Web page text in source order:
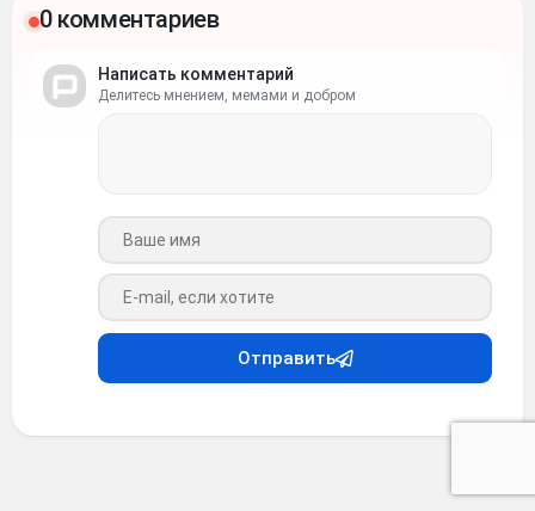
0 комментариев
Написать комментарий
Делитесь мнением, мемами и добром
Ваше имя
Ваш e-mail
Отправить